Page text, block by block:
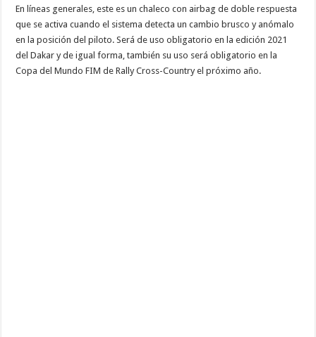
En líneas generales, este es un chaleco con airbag de doble respuesta
que se activa cuando el sistema detecta un cambio brusco y anómalo
en la posición del piloto. Será de uso obligatorio en la edición 2021
del Dakar y de igual forma, también su uso será obligatorio en la
Copa del Mundo FIM de Rally Cross-Country el próximo año.